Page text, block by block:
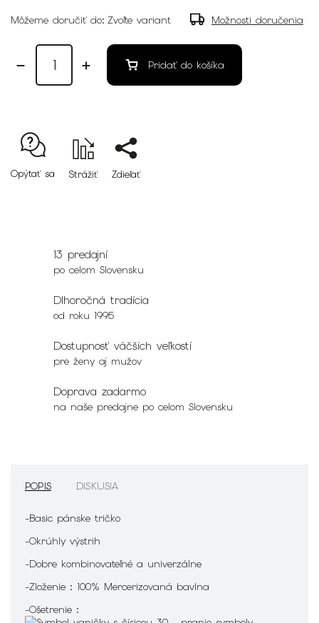
Môžeme doručiť do: Zvoľte variant Možnosti doručenia
Pridať do košíka
Opýtať sa Strážiť Zdieľať
13 predajní
po celom Slovensku
Dlhoročná tradícia
od roku 1995
Dostupnosť väčších veľkostí
pre ženy aj mužov
Doprava zadarmo
na naše predajne po celom Slovensku
POPIS DISKUSIA
-Basic pánske tričko
-Okrúhly výstrih
-Dobre kombinovateľné a univerzálne
-Zloženie : 100% Mercerizovaná bavlna
-Ošetrenie :